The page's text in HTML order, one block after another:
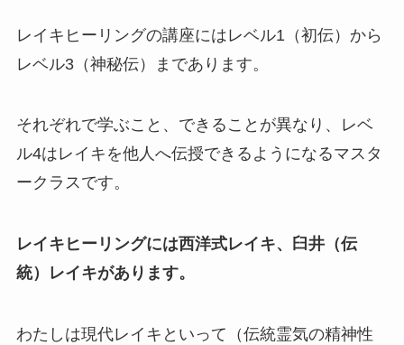
レイキヒーリングの講座にはレベル1（初伝）から
レベル3（神秘伝）まであります。
それぞれで学ぶこと、できることが異なり、レベ
ル4はレイキを他人へ伝授できるようになるマスタ
ークラスです。
レイキヒーリングには西洋式レイキ、臼井（伝
統）レイキがあります。
わたしは現代レイキといって（伝統霊気の精神性